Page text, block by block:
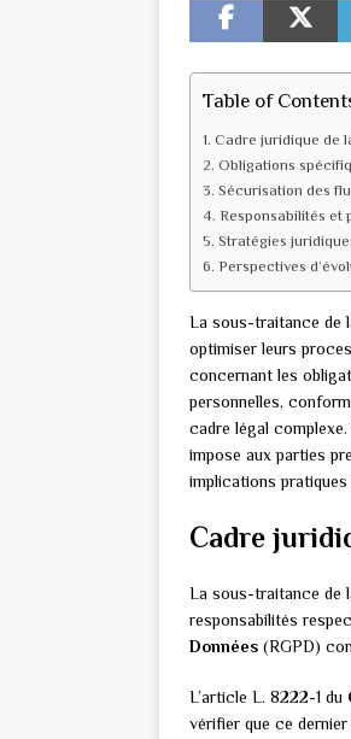
Table of
Cadre juridique de
Obligations
Sécurisation des
Responsabilités et
Stratégies
Perspectives
La sous-traitance de
optimiser leurs
concernant les
personnelles,
cadre légal
impose aux parties
implications
Cadre
La sous-traitance de
responsabilités
Données (RGPD)
L’article L. 8222-1 du
vérifier que ce